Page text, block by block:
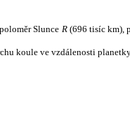
Slunce R(696 tisíc km),
koule ve vzdálenosti